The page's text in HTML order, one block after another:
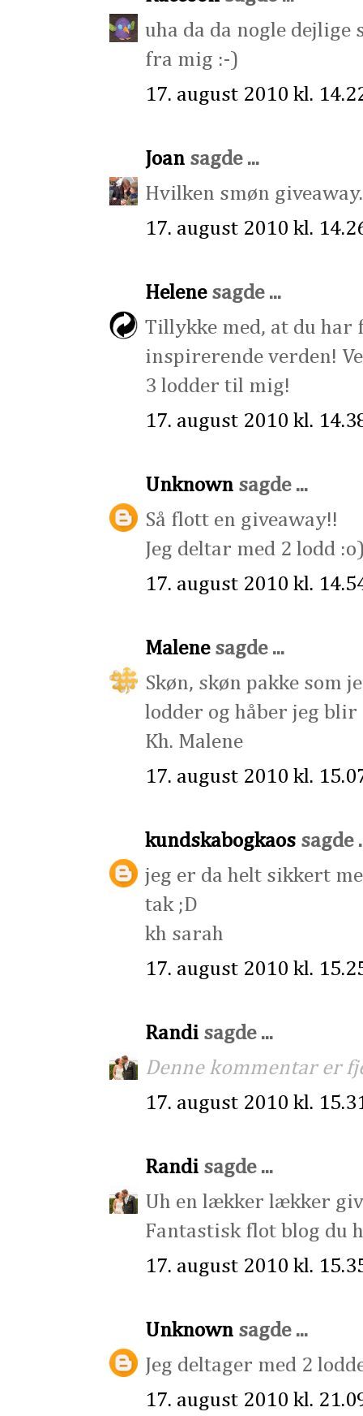
uha da da nogle
fra mig :-)
17. august 2010 kl.
Joan sagde ...
Hvilken smøn
17. august 2010 kl.
Helenesagde ...
Tillykke med, at du
inspirerende verden!
3 lodder til mig!
17. august 2010 kl.
Unknown sagde ...
Så flott en giveaway!!
Jeg deltar med 2 lodd
17. august 2010 kl.
Malenesagde ...
Skøn, skøn pakke som
lodder og håber jeg blir
Kh. Malene
17. august 2010 kl.
kundskabogkaos sagde
jeg er da helt sikkert
tak ;D
kh sarah
17. august 2010 kl.
Randi sagde ...
Denne kommentar er
17. august 2010 kl.
Randi sagde ...
Uh en lækker lækker
Fantastisk flot blog du
17. august 2010 kl.
Unknown sagde ...
Jeg deltager med 2
17. august 2010 kl.